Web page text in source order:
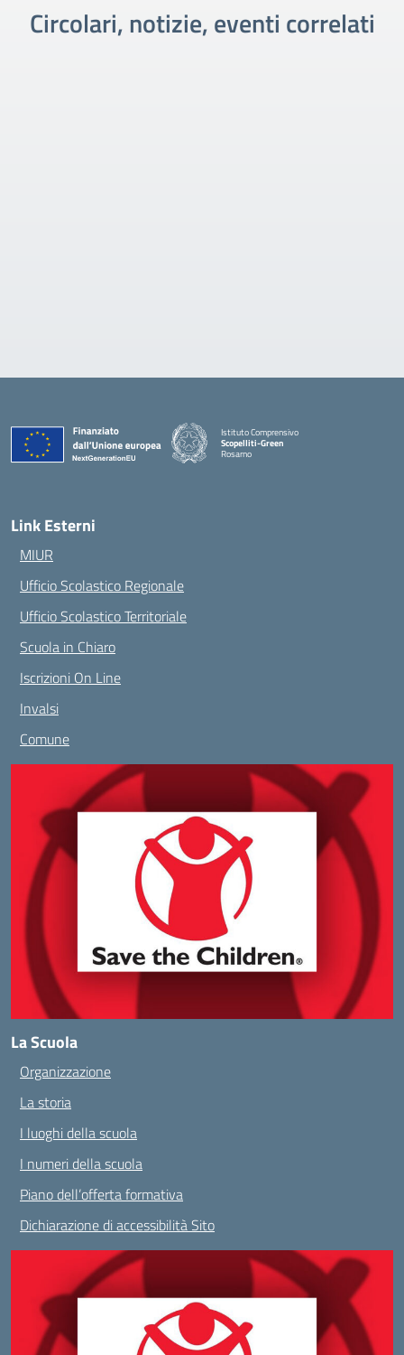
Circolari, notizie, eventi correlati
Istituto Comprensivo
Scopelliti-Green
Rosarno
Link Esterni
MIUR
Ufficio Scolastico Regionale
Ufficio Scolastico Territoriale
Scuola in Chiaro
Iscrizioni On Line
Invalsi
Comune
La Scuola
Organizzazione
La storia
I luoghi della scuola
I numeri della scuola
Piano dell’offerta formativa
Dichiarazione di accessibilità Sito